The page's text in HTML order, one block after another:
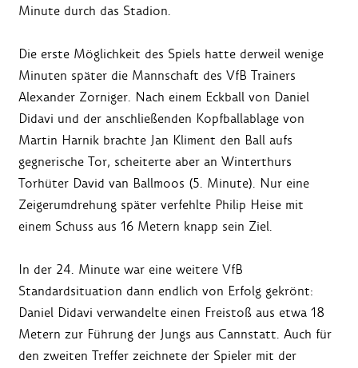
Minute durch das Stadion.
Die erste Möglichkeit des Spiels hatte derweil wenige
Minuten später die Mannschaft des VfB Trainers
Alexander Zorniger. Nach einem Eckball von Daniel
Didavi und der anschließenden Kopfballablage von
Martin Harnik brachte Jan Kliment den Ball aufs
gegnerische Tor, scheiterte aber an Winterthurs
Torhüter David van Ballmoos (5. Minute). Nur eine
Zeigerumdrehung später verfehlte Philip Heise mit
einem Schuss aus 16 Metern knapp sein Ziel.
In der 24. Minute war eine weitere VfB
Standardsituation dann endlich von Erfolg gekrönt:
Daniel Didavi verwandelte einen Freistoß aus etwa 18
Metern zur Führung der Jungs aus Cannstatt. Auch für
den zweiten Treffer zeichnete der Spieler mit der